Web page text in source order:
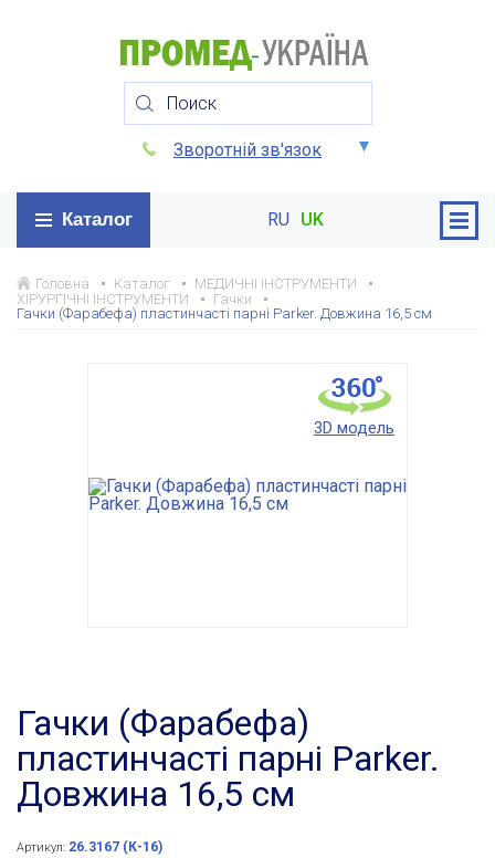
Зворотній зв'язок
Каталог RU UK
Головна Каталог
МЕДИЧНІ ІНСТРУМЕНТИ
ХІРУРГІЧНІ ІНСТРУМЕНТИ
Гачки
Гачки (Фарабефа) пластинчасті парні Parker. Довжина 16,5 см
3D модель
Гачки (Фарабефа)
пластинчасті парні Parker.
Довжина 16,5 см
Артикул: 26.3167 (К-16)